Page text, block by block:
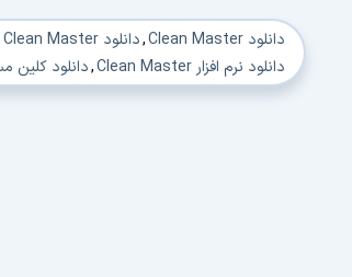
دانلود Clean Master ,دانلود download Clean Master
دانلود نرم افزار Clean Master
,دانلود کلین
دانلود بهینه سازی موبایل,دانلود حذف